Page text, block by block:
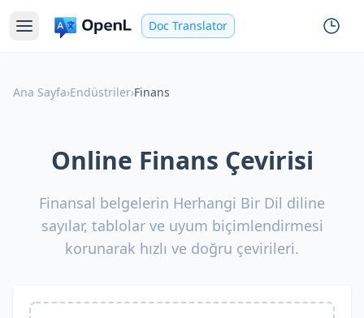
Doc Translator
Ana Sayfa›Endüstriler›Finans
Online Finans Çevirisi
Finansal belgelerin Herhangi Bir Dil diline
sayılar, tablolar ve uyum biçimlendirmesi
korunarak hızlı ve doğru çevirileri.